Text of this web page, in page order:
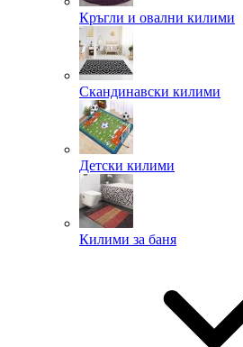
Кръгли и овални килими
Скандинавски килими
Детски килими
Килими за баня